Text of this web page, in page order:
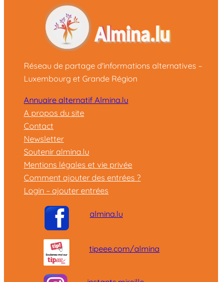
Réseau de partage d'informations alternatives –
Luxembourg et Grande Région
Annuaire alternatif Almina.lu
A propos du site
Contact
Newsletter
Soutenir almina.lu
Mentions légales et vie privée
Comment ajouter des entrées ?
Login – ajouter entrées
almina.lu
tipeee.com/almina